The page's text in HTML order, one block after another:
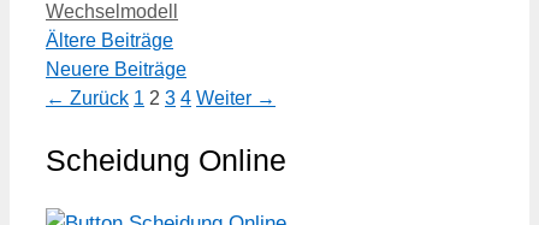
Wechselmodell
Ältere Beiträge
Neuere Beiträge
← Zurück Seite
1 Seite
2 Seite
3 Seite
4 Weiter →
Scheidung Online